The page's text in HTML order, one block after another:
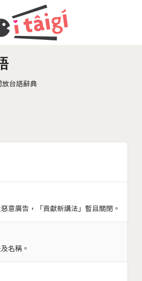
台語辭典
意廣告，「貢獻新講法」暫且關閉。
名稱。